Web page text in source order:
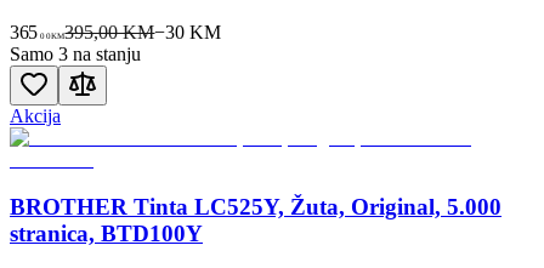
365 00KM395,00 KM−30 KM
Samo 3 na stanju
Akcija
BROTHER Tinta LC525Y, Žuta, Original, 5.000
stranica, BTD100Y